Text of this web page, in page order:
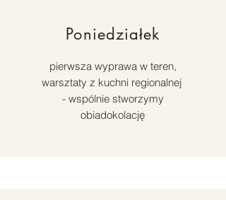
Poniedziałek
pierwsza wyprawa w teren,
warsztaty z kuchni regionalnej
- wspólnie stworzymy
obiadokolację